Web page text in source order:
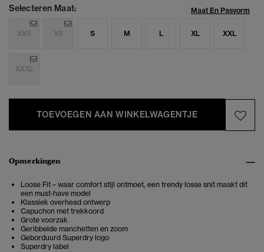
Selecteren Maat: Maat En Pasvorm
XXS XS S M L XL XXL
XXXL
TOEVOEGEN AAN WINKELWAGENTJE
Opmerkingen
Loose Fit – waar comfort stijl ontmoet, een trendy losse snit maakt dit
een must-have model
Klassiek overhead ontwerp
Capuchon met trekkoord
Grote voorzak
Geribbelde manchetten en zoom
Geborduurd Superdry logo
Superdry label